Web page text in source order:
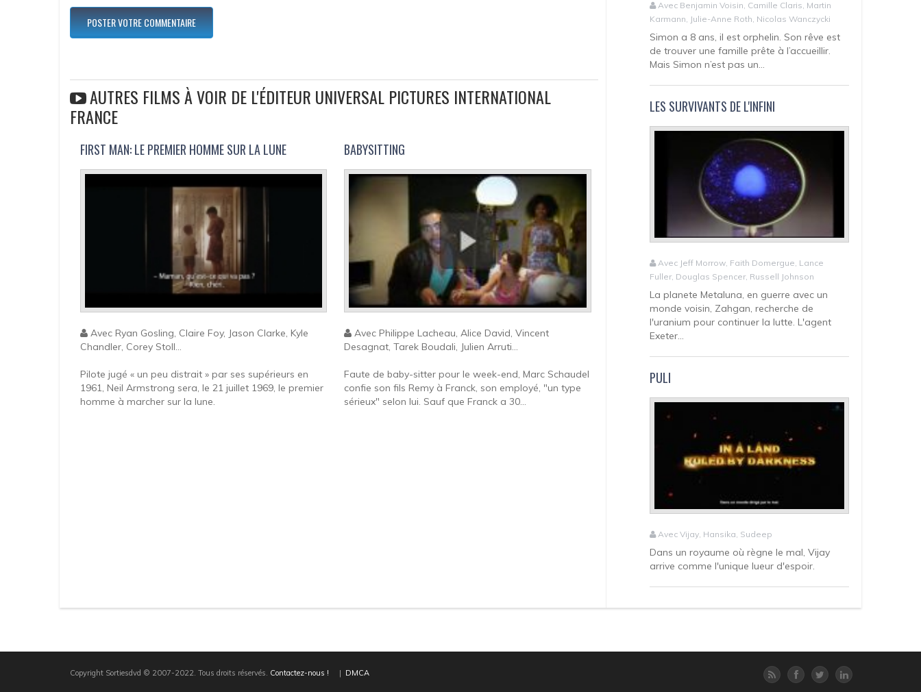
AUTRES FILMS À VOIR DE L'ÉDITEUR UNIVERSAL PICTURES INTERNATIONAL
FRANCE
FIRST MAN: LE PREMIER HOMME SUR LA LUNE
Avec Ryan Gosling, Claire Foy, Jason Clarke, Kyle
Chandler, Corey Stoll...
Pilote jugé « un peu distrait » par ses supérieurs en
1961, Neil Armstrong sera, le 21 juillet 1969, le premier
homme à marcher sur la lune.
BABYSITTING
Avec Philippe Lacheau, Alice David, Vincent
Desagnat, Tarek Boudali, Julien Arruti...
Faute de baby-sitter pour le week-end, Marc Schaudel
confie son fils Remy à Franck, son employé, "un type
sérieux" selon lui. Sauf que Franck a 30...
Avec Benjamin Voisin, Camille Claris, Martin
Karmann, Julie-Anne Roth, Nicolas Wanczycki
Simon a 8 ans, il est orphelin. Son rêve est
de trouver une famille prête à l’accueillir.
Mais Simon n’est pas un...
LES SURVIVANTS DE L'INFINI
Avec Jeff Morrow, Faith Domergue, Lance
Fuller, Douglas Spencer, Russell Johnson
La planete Metaluna, en guerre avec un
monde voisin, Zahgan, recherche de
l'uranium pour continuer la lutte. L'agent
Exeter...
PULI
Avec Vijay, Hansika, Sudeep
Dans un royaume où règne le mal, Vijay
arrive comme l'unique lueur d'espoir.
Copyright Sortiesdvd © 2007-2022. Tous droits réservés. Contactez-nous ! | DMCA